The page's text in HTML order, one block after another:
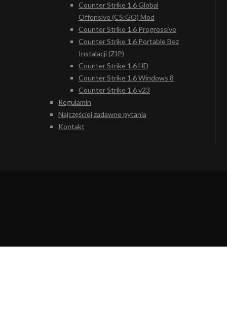
Counter Strike 1.6 Global
Offensive (CS:GO) Mod
Counter Strike 1.6 Progressive
Counter Strike 1.6 Portable Bez
Instalacji (ZIP)
Counter Strike 1.6 HD
Counter Strike 1.6 Windows 8
Counter Strike 1.6 v23
Regulamin
Najczęściej zadawne pytania
Kontakt